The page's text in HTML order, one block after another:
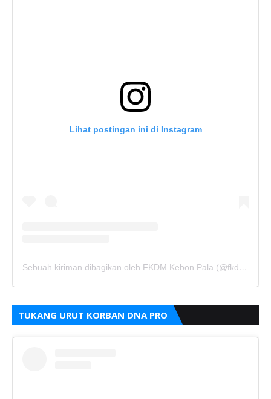
Lihat postingan ini di Instagram
Sebuah kiriman dibagikan oleh FKDM Kebon Pala (@fkdm_kebonpala)
TUKANG URUT KORBAN DNA PRO